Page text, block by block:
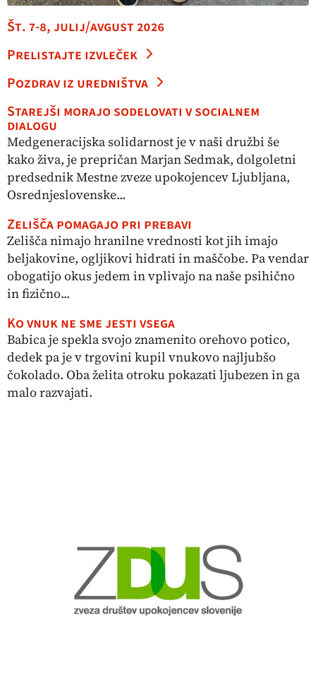
Št. 7-8, julij/avgust 2026
Prelistajte izvleček
Pozdrav iz uredništva
Starejši morajo sodelovati v socialnem
dialogu
Medgeneracijska solidarnost je v naši družbi še
kako živa, je prepričan Marjan Sedmak, dolgoletni
predsednik Mestne zveze upokojencev Ljubljana,
Osrednjeslovenske...
Zelišča pomagajo pri prebavi
Zelišča nimajo hranilne vrednosti kot jih imajo
beljakovine, ogljikovi hidrati in maščobe. Pa vendar
obogatijo okus jedem in vplivajo na naše psihično
in fizično...
Ko vnuk ne sme jesti vsega
Babica je spekla svojo znamenito orehovo potico,
dedek pa je v trgovini kupil vnukovo najljubšo
čokolado. Oba želita otroku pokazati ljubezen in ga
malo razvajati.